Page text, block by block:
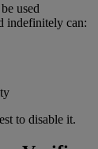
used
indefinitely can:
to disable it.